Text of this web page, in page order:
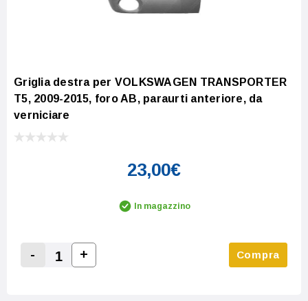
Griglia destra per VOLKSWAGEN TRANSPORTER
T5, 2009-2015, foro AB, paraurti anteriore, da
verniciare
23,00€
In magazzino
Decrease Quantity:
-
Increase Quantity:
+ Compra